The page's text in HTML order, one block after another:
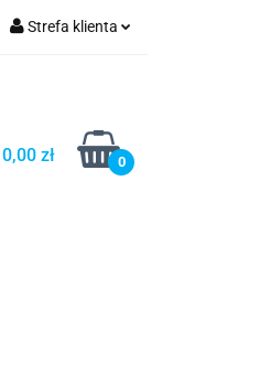
Strefa klienta
Dodaj zgłoszenie
0,00 zł 0